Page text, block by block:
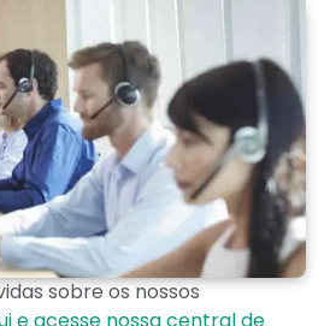
sobre os nossos